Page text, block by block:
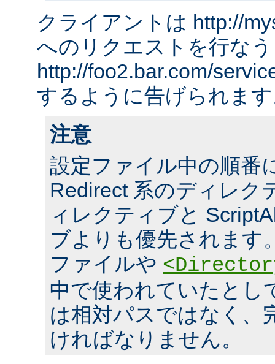
クライアントは http://
へのリクエストを行な
http://foo2.bar.com/
するように告げられま
注意
設定ファイル中の順番
Redirect 系のディレク
ィレクティブと
ブよりも優先されます
ファイルや
中で使われていたとし
は相対パスではなく、
ければなりません。